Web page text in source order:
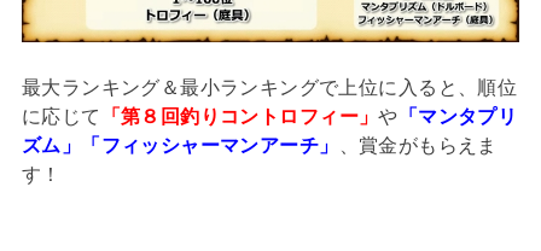
最大ランキング＆最小ランキングで上位に入ると、順位
に応じて
「第８回釣りコントロフィー」や 「マンタプリ
ズム」「フィッシャーマンアーチ」
、賞金がもらえま
す！